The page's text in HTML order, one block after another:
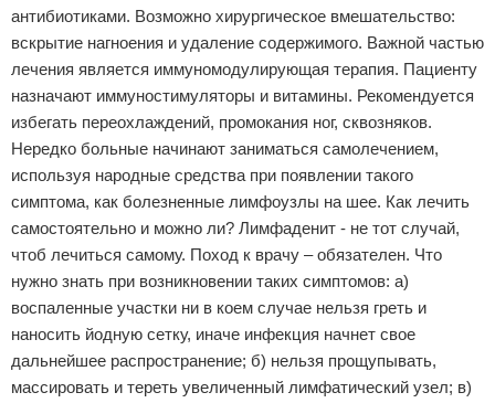
антибиотиками. Возможно хирургическое вмешательство:
вскрытие нагноения и удаление содержимого. Важной частью
лечения является иммуномодулирующая терапия. Пациенту
назначают иммуностимуляторы и витамины. Рекомендуется
избегать переохлаждений, промокания ног, сквозняков.
Нередко больные начинают заниматься самолечением,
используя народные средства при появлении такого
симптома, как болезненные лимфоузлы на шее. Как лечить
самостоятельно и можно ли? Лимфаденит - не тот случай,
чтоб лечиться самому. Поход к врачу – обязателен. Что
нужно знать при возникновении таких симптомов: а)
воспаленные участки ни в коем случае нельзя греть и
наносить йодную сетку, иначе инфекция начнет свое
дальнейшее распространение; б) нельзя прощупывать,
массировать и тереть увеличенный лимфатический узел; в)